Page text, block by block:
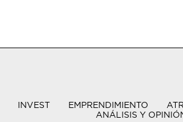
INVEST EMPRENDIMIENTO
ANÁLISIS Y